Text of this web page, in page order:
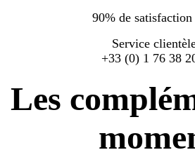
90% de
Service
+33 (0) 1 76 38
Les